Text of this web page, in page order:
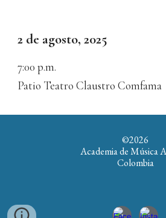
2 de agosto, 2025
7:00 p.m.
Patio Teatro Claustro Comfama
©2026
Academia de Música
Colombia